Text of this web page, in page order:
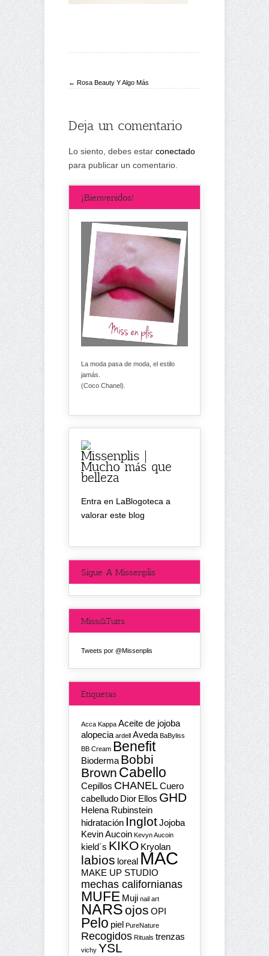
← Rosa Beauty Y Algo Más
Deja un comentario
Lo siento, debes estar conectado
para publicar un comentario.
¡Bienvenidos!
La moda pasa de moda, el estilo
jamás.
(Coco Chanel).
Missenplis |
Mucho más que
belleza
Entra en LaBlogoteca a
valorar este blog
Sigue A Missenplis
Miss&Tuits
Tweets por @Missenplis
Etiquetas
Acca Kappa Aceite de jojoba
alopecia ardell Aveda BaByliss
BB Cream Benefit
Bioderma Bobbi
Brown Cabello
Cepillos CHANELCuero
cabelludo Dior Ellos GHD
Helena Rubinstein
hidratación InglotJojoba
Kevin Aucoin Kevyn Aucoin
kield´s KIKO Kryolan
labios loreal MAC
MAKE UP STUDIO
mechas californianas
MUFE Muji nail art
NARSojos OPI
Pelo piel PureNature
Recogidos Rituals trenzas
vichy YSL